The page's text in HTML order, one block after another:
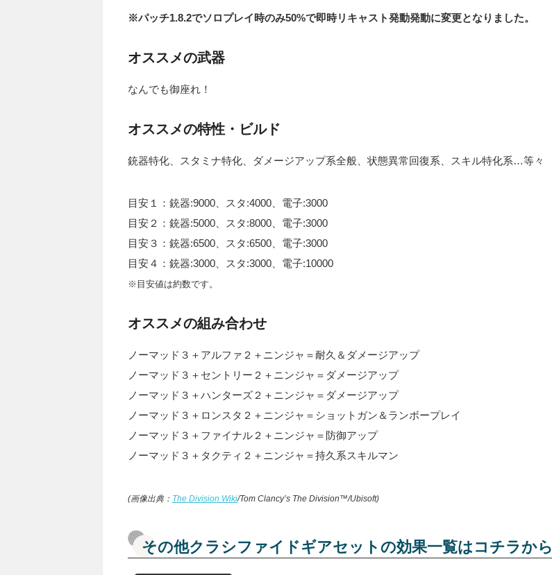
※パッチ1.8.2でソロプレイ時のみ50%で即時リキャスト発動発動に変更となりました。
オススメの武器
なんでも御座れ！
オススメの特性・ビルド
銃器特化、スタミナ特化、ダメージアップ系全般、状態異常回復系、スキル特化系…等々
目安１：銃器:9000、スタ:4000、電子:3000
目安２：銃器:5000、スタ:8000、電子:3000
目安３：銃器:6500、スタ:6500、電子:3000
目安４：銃器:3000、スタ:3000、電子:10000
※目安値は約数です。
オススメの組み合わせ
ノーマッド３＋アルファ２＋ニンジャ＝耐久＆ダメージアップ
ノーマッド３＋セントリー２＋ニンジャ＝ダメージアップ
ノーマッド３＋ハンターズ２＋ニンジャ＝ダメージアップ
ノーマッド３＋ロンスタ２＋ニンジャ＝ショットガン＆ランボープレイ
ノーマッド３＋ファイナル２＋ニンジャ＝防御アップ
ノーマッド３＋タクティ２＋ニンジャ＝持久系スキルマン
(画像出典： The Division Wiki/Tom Clancy’s The Division™/Ubisoft)
その他クラシファイドギアセットの効果一覧はコチラから